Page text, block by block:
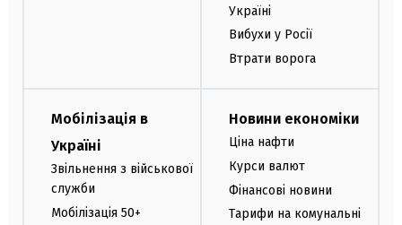
Україні
Вибухи у Росії
Втрати ворога
Мобілізація в
Україні
Звільнення з військової
служби
Мобілізація 50+
Новини економіки
Ціна нафти
Курси валют
Фінансові новини
Тарифи на комунальні